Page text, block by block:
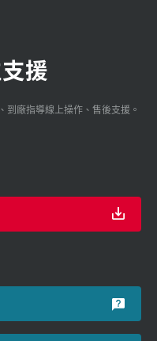
援
到廠指導線上操作、售後支援。